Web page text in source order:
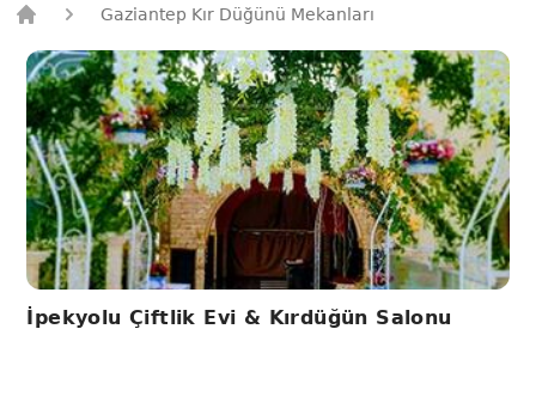
Gaziantep Kır Düğünü Mekanları
İpekyolu Çiftlik Evi & Kırdüğün Salonu